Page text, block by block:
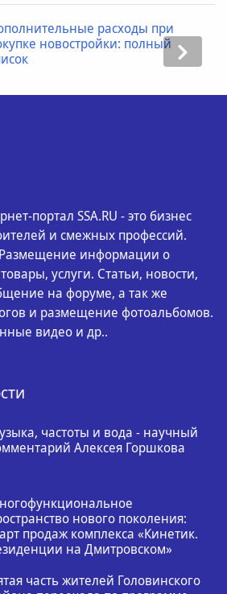
расходы при
новостройки: полный
портал SSA.RU - это бизнес
и смежных профессий.
информации о
услуги. Статьи, новости,
на форуме, а так же
и размещение фотоальбомов.
видео и др..
частоты и вода - научный
Алексея Горшкова
нового поколения:
продаж комплекса «Кинетик.
на Дмитровском»
часть жителей Головинского